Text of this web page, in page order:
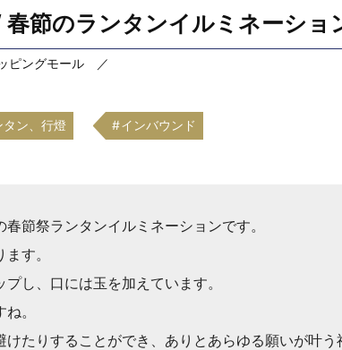
春節のランタンイルミネーショ
ピングモール ／
ン、行燈 インバウンド
節祭ランタンイルミネーションです。
す。
し、口には玉を加えています。
。
けたりすることができ、ありとあらゆる願いが叶